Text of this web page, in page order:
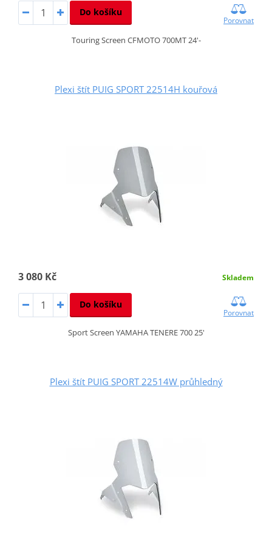
Do košíku
Porovnat
Touring Screen CFMOTO 700MT 24'-
Plexi štít PUIG SPORT 22514H kouřová
3 080 Kč Skladem
Do košíku
Porovnat
Sport Screen YAMAHA TENERE 700 25'
Plexi štít PUIG SPORT 22514W průhledný